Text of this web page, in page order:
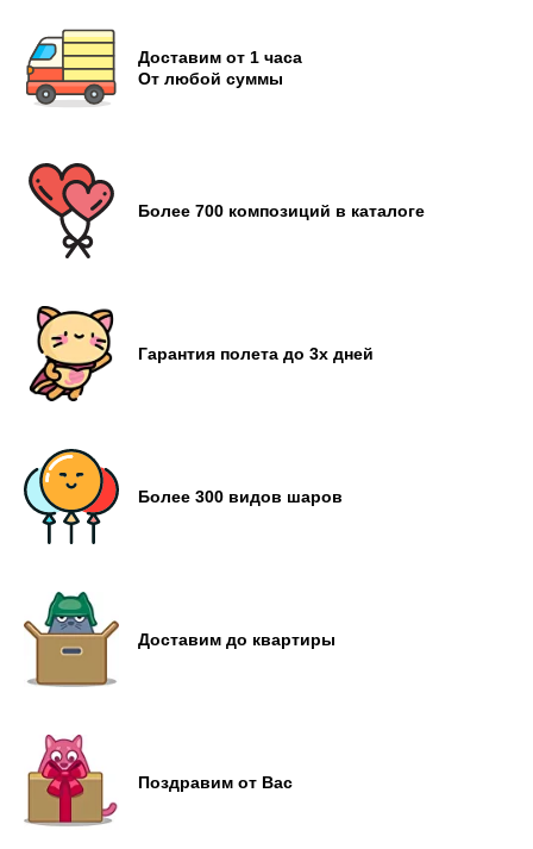
Доставим от 1 часа
От любой суммы
Более 700 композиций в каталоге
Гарантия полета до 3х дней
Более 300 видов шаров
Доставим до квартиры
Поздравим от Вас